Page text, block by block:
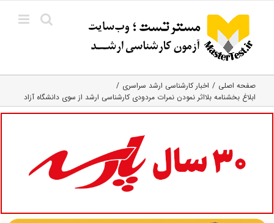
content
صفحه اصلی
اخبار کارشناسی ارشد سراسری
ابلاغ بخشنامه بلااثر نمودن نمرات مردودی کارشناسی ارشد از سوی دانشگاه آزاد